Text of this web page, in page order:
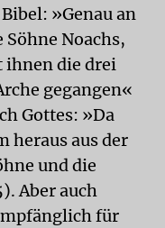
»Genau an
Noachs,
ihnen die drei
gegangen«
Gottes: »Da
heraus aus der
und die
Aber auch
für